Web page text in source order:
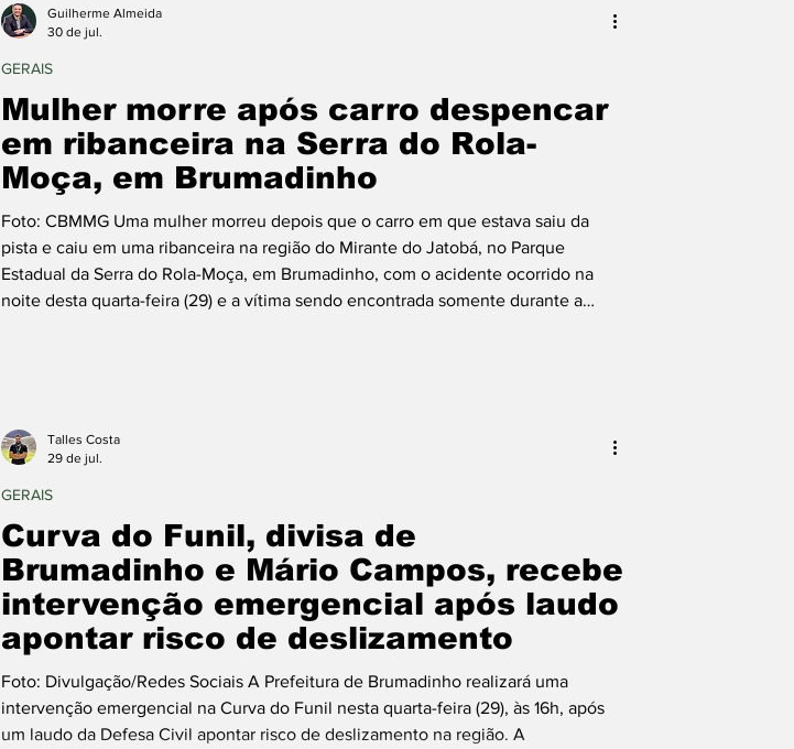
Mulher morre após carro despencar
em ribanceira na Serra do Rola-
Moça, em Brumadinho
Foto: CBMMG Uma mulher morreu depois que o carro em que estava saiu da
pista e caiu em uma ribanceira na região do Mirante do Jatobá, no Parque
Estadual da Serra do Rola-Moça, em Brumadinho, com o acidente ocorrido na
noite desta quarta-feira (29) e a vítima sendo encontrada somente durante a
GERAIS
Guilherme Almeida
30 de jul.
Curva do Funil, divisa de
Brumadinho e Mário Campos, recebe
intervenção emergencial após laudo
apontar risco de deslizamento
Foto: Divulgação/Redes Sociais A Prefeitura de Brumadinho realizará uma
intervenção emergencial na Curva do Funil nesta quarta-feira (29), às 16h, após
um laudo da Defesa Civil apontar risco de deslizamento na região. A
GERAIS
Talles Costa
29 de jul.